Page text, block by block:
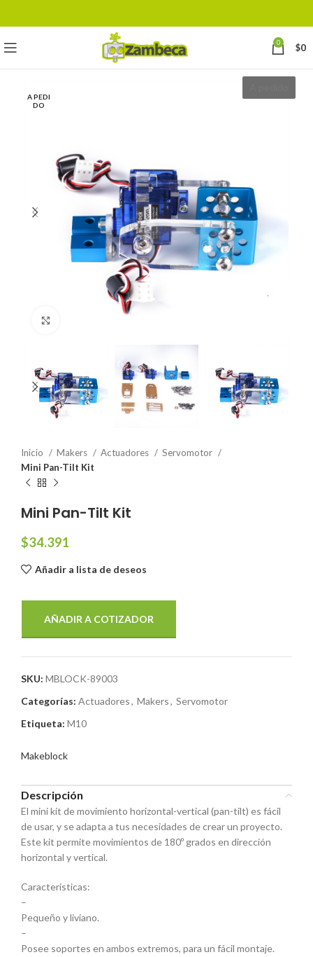
0 $0
A PEDI
DO
Inicio Makers Actuadores
Servomotor
Mini Pan-Tilt Kit
Mini Pan-Tilt Kit
$34.391
Añadir a lista de deseos
AÑADIR A COTIZADOR
SKU: MBLOCK-89003
Categorías: Actuadores, Makers, Servomotor
Etiqueta: M10
Makeblock
Descripción
El mini kit de movimiento horizontal-vertical (pan-tilt) es fácil
de usar, y se adapta a tus necesidades de crear un proyecto.
Este kit permite movimientos de 180º grados en dirección
horizontal y vertical.
Características:
–
Pequeño y liviano.
–
Posee soportes en ambos extremos, para un fácil montaje.